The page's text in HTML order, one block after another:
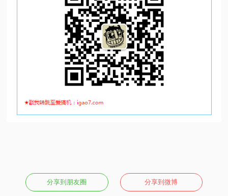
分享到朋友圈 分享到微博